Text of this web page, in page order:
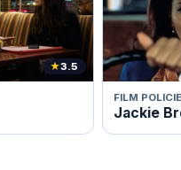
★3.5
FILM
Jackie